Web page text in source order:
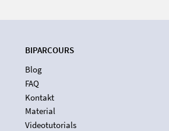
BIPARCOURS
Blog
FAQ
Kontakt
Material
Videotutorials